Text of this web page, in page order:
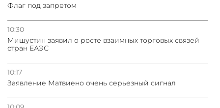
Флаг под запретом
10:30
Мишустин заявил о росте взаимных торговых связей
стран ЕАЭС
10:17
Заявление Матвиено очень серьезный сигнал